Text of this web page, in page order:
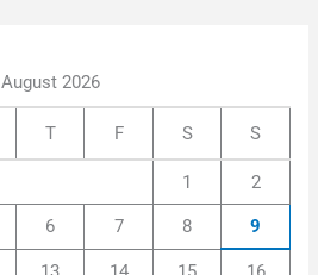
August 2026
T F S S
1 2
6 7 8 9